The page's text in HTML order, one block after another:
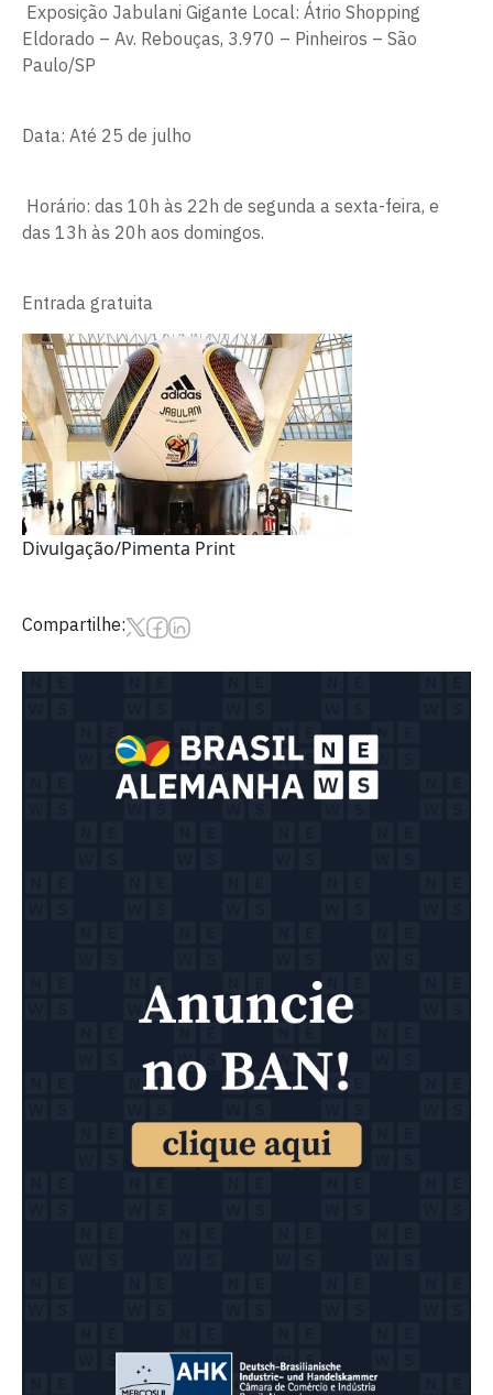
Exposição Jabulani Gigante Local: Átrio Shopping
Eldorado – Av. Rebouças, 3.970 – Pinheiros – São
Paulo/SP
Data: Até 25 de julho
Horário: das 10h às 22h de segunda a sexta-feira, e
das 13h às 20h aos domingos.
Entrada gratuita
Divulgação/Pimenta Print
Compartilhe: